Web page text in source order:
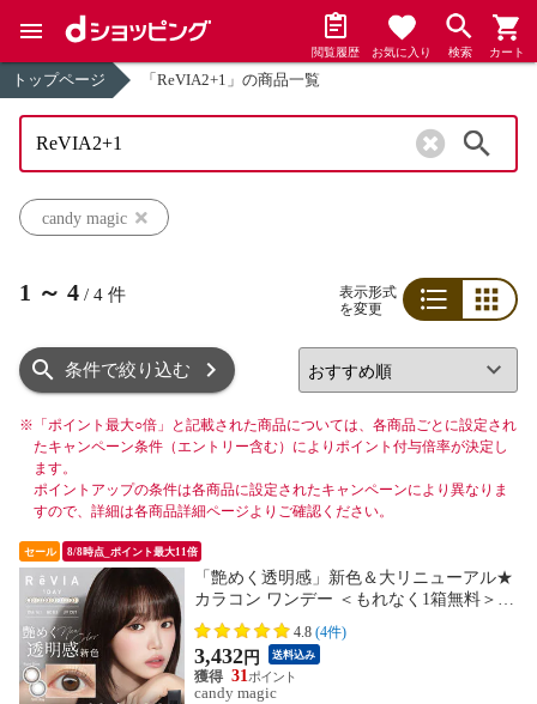
閲覧履歴 お気に入り 検索 カート
トップページ 「ReVIA2+1」の商品一覧
candy magic
1 ～ 4 / 4 件
表示形式
を変更
条件で絞り込む
※ 「ポイント最大○倍」と記載された商品については、各商品ごとに設定され
たキャンペーン条件（エントリー含む）によりポイント付与倍率が決定し
ます。
ポイントアップの条件は各商品に設定されたキャンペーンにより異なりま
すので、詳細は各商品詳細ページよりご確認ください。
セール 8/8時点_ポイント最大11倍
「艶めく透明感」新色＆大リニューアル★
カラコン ワンデー ＜もれなく1箱無料＞ R
eVIA 1day COLOR 1箱 10枚 入/3箱合計 30
枚入り 送料無料(ネコポス) 2箱購入で＋1箱
無料 コンタクトレンズ レヴィア キャンマ
ジ公式 カラー コンタクト
4.8 (4件)
3,432円 送料込み
31
candy magic